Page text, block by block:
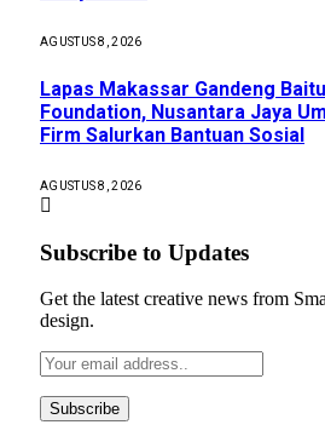
AGUSTUS 8, 2026
Lapas Makassar Gandeng
Foundation, Nusantara Jaya
Firm Salurkan Bantuan Sosial
AGUSTUS 8, 2026
Subscribe to Updates
Get the latest creative news from
design.